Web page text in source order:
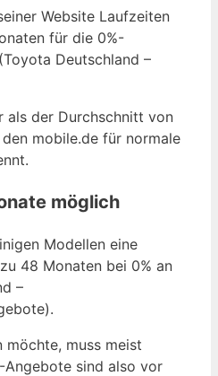
Website Laufzeiten
für die 0%-
Deutschland –
als der Durchschnitt von
mobile.de für normale
möglich
Modellen eine
48 Monaten bei 0% an
–
möchte, muss meist
Angebote sind also vor